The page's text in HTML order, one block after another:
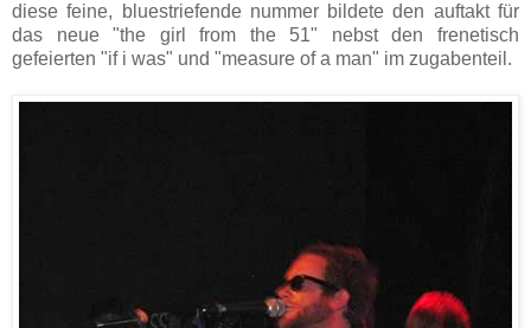
diese feine, bluestriefende nummer bildete den auftakt für
das neue "the girl from the 51" nebst den frenetisch
gefeierten "if i was" und "measure of a man" im zugabenteil.